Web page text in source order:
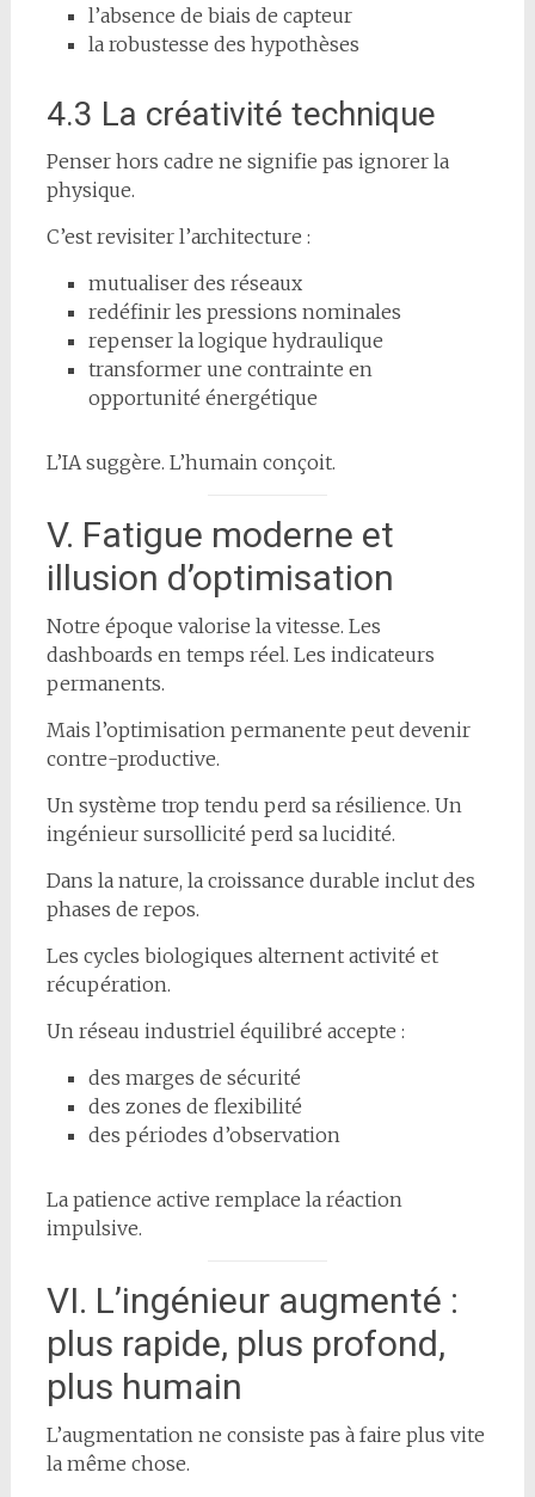
l’absence de biais de capteur
la robustesse des hypothèses
4.3 La créativité technique
Penser hors cadre ne signifie pas ignorer la
physique.
C’est revisiter l’architecture :
mutualiser des réseaux
redéfinir les pressions nominales
repenser la logique hydraulique
transformer une contrainte en
opportunité énergétique
L’IA suggère. L’humain conçoit.
V. Fatigue moderne et
illusion d’optimisation
Notre époque valorise la vitesse. Les
dashboards en temps réel. Les indicateurs
permanents.
Mais l’optimisation permanente peut devenir
contre-productive.
Un système trop tendu perd sa résilience. Un
ingénieur sursollicité perd sa lucidité.
Dans la nature, la croissance durable inclut des
phases de repos.
Les cycles biologiques alternent activité et
récupération.
Un réseau industriel équilibré accepte :
des marges de sécurité
des zones de flexibilité
des périodes d’observation
La patience active remplace la réaction
impulsive.
VI. L’ingénieur augmenté :
plus rapide, plus profond,
plus humain
L’augmentation ne consiste pas à faire plus vite
la même chose.